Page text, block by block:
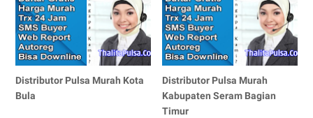
Distributor Pulsa Murah Kota
Bula
Distributor Pulsa Murah
Kabupaten Seram Bagian
Timur